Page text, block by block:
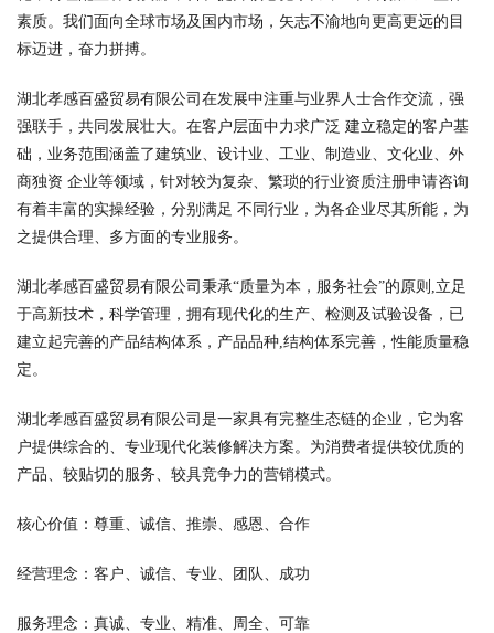
素质。我们面向全球市场及国内市场，矢志不渝地向更高更远的目
标迈进，奋力拼搏。
湖北孝感百盛贸易有限公司在发展中注重与业界人士合作交流，强
强联手，共同发展壮大。在客户层面中力求广泛 建立稳定的客户基
础，业务范围涵盖了建筑业、设计业、工业、制造业、文化业、外
商独资 企业等领域，针对较为复杂、繁琐的行业资质注册申请咨询
有着丰富的实操经验，分别满足 不同行业，为各企业尽其所能，为
之提供合理、多方面的专业服务。
湖北孝感百盛贸易有限公司秉承“质量为本，服务社会”的原则,立足
于高新技术，科学管理，拥有现代化的生产、检测及试验设备，已
建立起完善的产品结构体系，产品品种,结构体系完善，性能质量稳
定。
湖北孝感百盛贸易有限公司是一家具有完整生态链的企业，它为客
户提供综合的、专业现代化装修解决方案。为消费者提供较优质的
产品、较贴切的服务、较具竞争力的营销模式。
核心价值：尊重、诚信、推崇、感恩、合作
经营理念：客户、诚信、专业、团队、成功
服务理念：真诚、专业、精准、周全、可靠